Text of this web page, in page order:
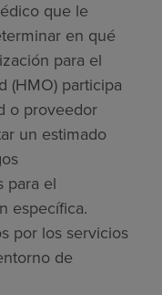
que le
en qué
para el
(HMO) participa
o proveedor
un estimado
para el
específica.
por los servicios
de